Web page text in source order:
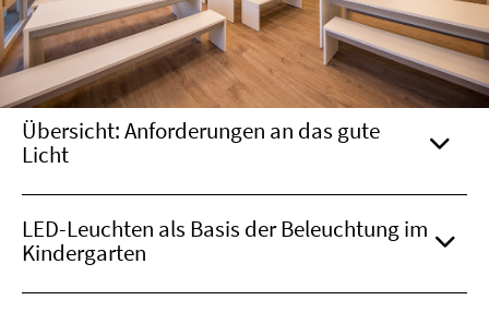
Übersicht: Anforderungen an das gute
Licht
LED-Leuchten als Basis der Beleuchtung im
Kindergarten